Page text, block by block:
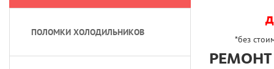
ПОЛОМКИ ХОЛОДИЛЬНИКОВ
*без